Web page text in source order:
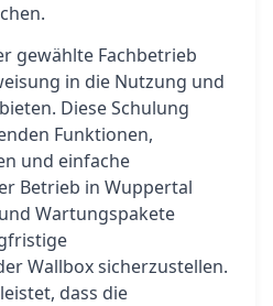
gewählte Fachbetrieb
in die Nutzung und
Diese Schulung
Funktionen,
und einfache
Betrieb in Wuppertal
Wartungspakete
Wallbox sicherzustellen.
dass die